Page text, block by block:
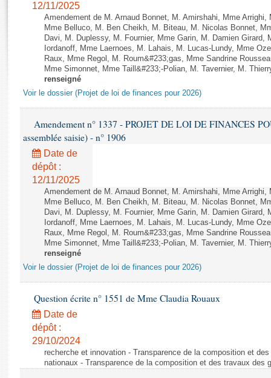
Rapports d'information
Rapports d'enquête
Rapports législatifs
Rapports sur l'application des lois
Baromètre de l’application des lois
Dossiers législatifs
Budget et sécurité sociale
Questions écrites et orales
Comptes rendus des débats
Anciennes législatures
Liens vers les sites publics
12/11/2025
Amendement de M. Arnaud Bonnet, M. Amirshahi, Mme
Mme Belluco, M. Ben Cheikh, M. Biteau, M. Nicolas Bonnet,
Davi, M. Duplessy, M. Fournier, Mme Garin, M. Damien Girard,
Iordanoff, Mme Laernoes, M. Lahais, M. Lucas-Lundy, Mme
Raux, Mme Regol, M. Roum&#233;gas, Mme Sandrine
Mme Simonnet, Mme Taill&#233;-Polian, M. Tavernier, M.
renseigné
Voir le dossier (Projet de loi de finances pour 2026)
Amendement n° 1337 - PROJET DE LOI DE FINANCES
assemblée saisie) - n° 1906
Date de
dépôt :
12/11/2025
Amendement de M. Arnaud Bonnet, M. Amirshahi, Mme
Mme Belluco, M. Ben Cheikh, M. Biteau, M. Nicolas Bonnet,
Davi, M. Duplessy, M. Fournier, Mme Garin, M. Damien Girard,
Iordanoff, Mme Laernoes, M. Lahais, M. Lucas-Lundy, Mme
Raux, Mme Regol, M. Roum&#233;gas, Mme Sandrine
Mme Simonnet, Mme Taill&#233;-Polian, M. Tavernier, M.
renseigné
Voir le dossier (Projet de loi de finances pour 2026)
Question écrite n° 1551 de Mme Claudia Rouaux
Date de
dépôt :
29/10/2024
recherche et innovation - Transparence de la composition et
nationaux - Transparence de la composition et des travaux des